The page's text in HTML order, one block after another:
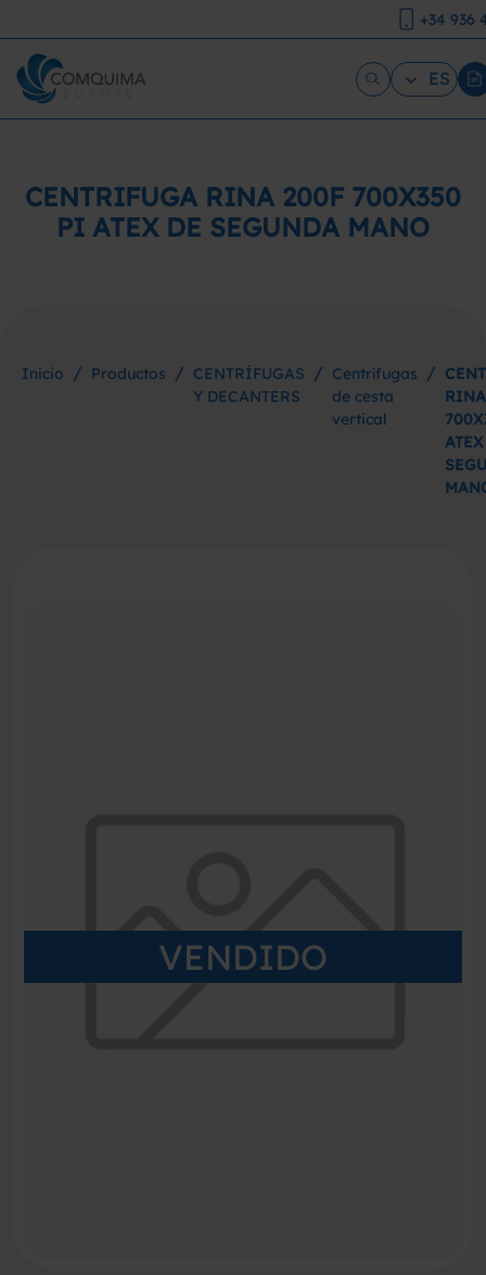
+34 936
ES
CENTRIFUGA RINA 200F 700X350
PI ATEX DE SEGUNDA MANO
Inicio / Productos / CENTRÍFUGAS
Y DECANTERS
/ Centrífugas
de cesta
vertical
/
VENDIDO